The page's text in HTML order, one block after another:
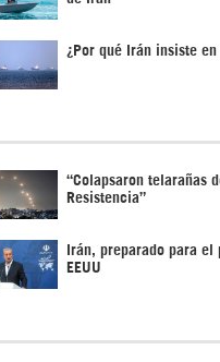
¿Por qué Irán insiste
“Colapsaron telarañas
Resistencia”
Irán, preparado para
EEUU